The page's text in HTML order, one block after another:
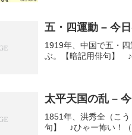
五・四運動 – 今
1919年、中国で五・
ぶ。【暗記用俳句】
太平天国の乱 –
1851年、洪秀全（こ
句】 ♪ひゃー怖い！